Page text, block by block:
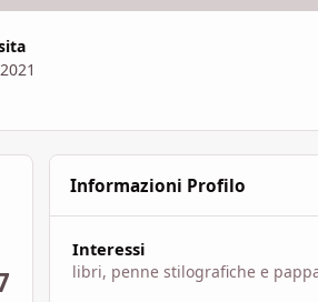
Informazioni Profilo
Interessi
libri, penne stilografiche e